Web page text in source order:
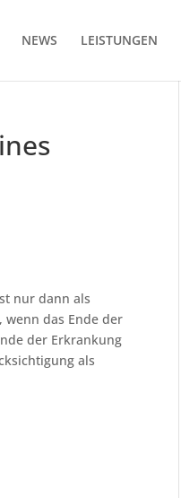
NEWS LEISTUNGEN
nur dann als
wenn das Ende der
der Erkrankung
als